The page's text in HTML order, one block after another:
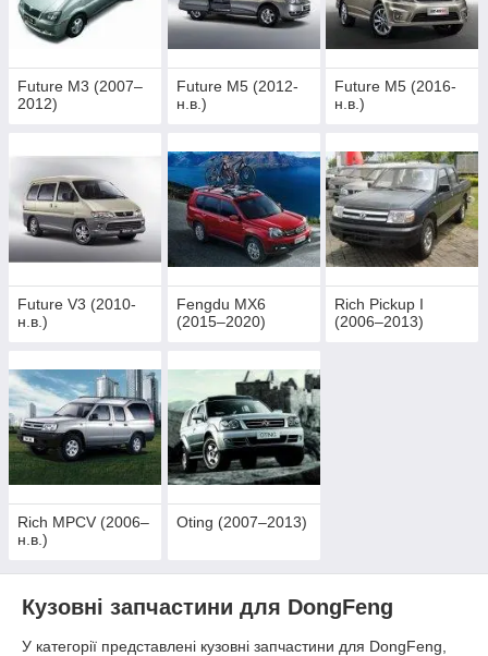
Future M3 (2007–
2012)
Future M5 (2012-
н.в.)
Future M5 (2016-
н.в.)
Future V3 (2010-
н.в.)
Fengdu MX6
(2015–2020)
Rich Pickup I
(2006–2013)
Rich MPCV (2006–
н.в.)
Oting (2007–2013)
Кузовні запчастини для DongFeng
У категорії представлені кузовні запчастини для DongFeng,